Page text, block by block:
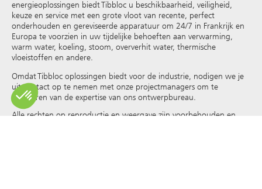
energieoplossingen biedt Tibbloc u beschikbaarheid, veiligheid,
keuze en service met een grote vloot van recente, perfect
onderhouden en gereviseerde apparatuur om 24/7 in Frankrijk en
Europa te voorzien in uw tijdelijke behoeften aan verwarming,
warm water, koeling, stoom, oververhit water, thermische
vloeistoffen en andere
Omdat Tibbloc oplossingen biedt voor de industrie, nodigen we je
uit contact op te nemen met onze projectmanagers om te
profiteren van de expertise van ons ontwerpbureau.
Alle rechten op reproductie en weergave zijn voorbehouden en